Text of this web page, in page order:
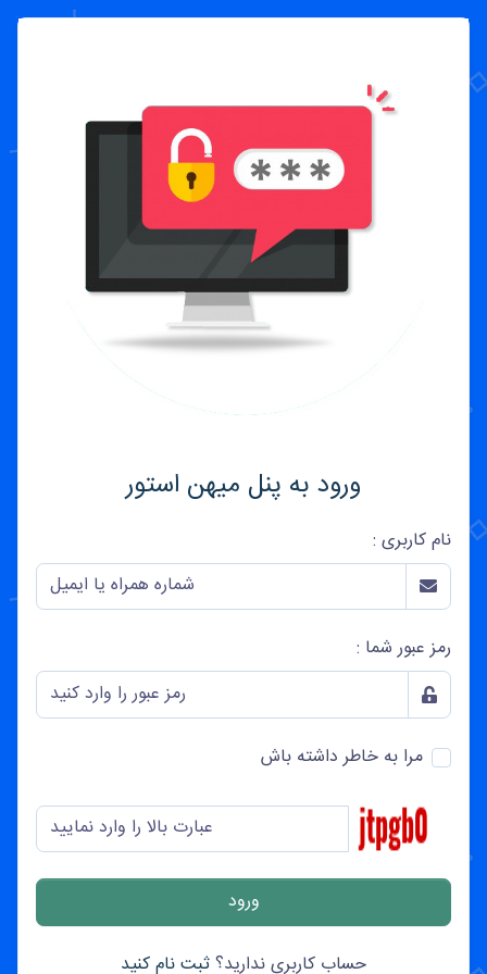
ورود به پنل میهن استور
نام کاربری :
رمز عبور شما :
مرا به خاطر داشته باش
حساب کاربری ندارید؟ثبت نام کنید